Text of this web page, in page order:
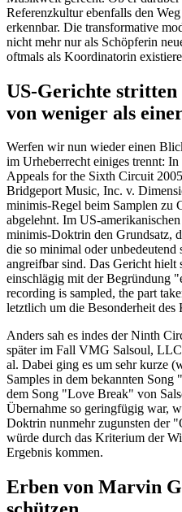
Referenzkultur ebenfalls den
erkennbar. Die transformative
nicht mehr nur als Schöpferin
oftmals als Koordinatorin
US-Gerichte stritten
von weniger als
Werfen wir nun wieder einen
im Urheberrecht einiges trennt:
Appeals for the Sixth Circuit
Bridgeport Music, Inc. v.
minimis-Regel beim Samplen zu
abgelehnt. Im US-
minimis-Doktrin den Grundsatz,
die so minimal oder unbedeutend
angreifbar sind. Das Gericht hielt
einschlägig mit der Begründung
recording is sampled, the part
letztlich um die Besonderheit des
Anders sah es indes der Ninth
später im Fall VMG Salsoul,
al. Dabei ging es um sehr kurze
Samples in dem bekannten
dem Song "Love Break" von
Übernahme so geringfügig war,
Doktrin nunmehr zugunsten der
würde durch das Kriterium der
Ergebnis kommen.
Erben von Marvin